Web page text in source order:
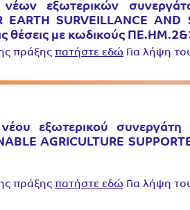
νέων εξωτερικών
EARTH SURVEILLANCE
θέσεις με κωδικούς
πράξης πατήστε εδώ Για λήψη
εξωτερικού
AGRICULTURE
πράξης πατήστε εδώ Για λήψη